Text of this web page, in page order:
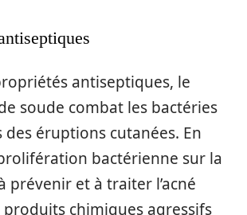
antiseptiques, le
soude combat les bactéries
des éruptions cutanées. En
bactérienne sur la
prévenir et à traiter l’acné
produits chimiques agressifs